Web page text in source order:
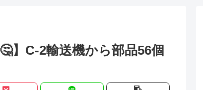
】C-2輸送機から部品56個